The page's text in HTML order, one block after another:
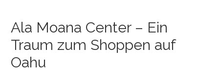
Ala Moana Center – Ein
Traum zum Shoppen auf
Oahu